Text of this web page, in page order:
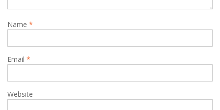
Name *
Email *
Website